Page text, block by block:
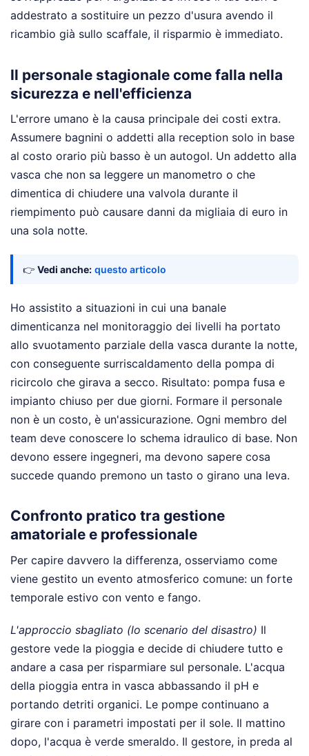
addestrato a sostituire un pezzo d'usura avendo il
ricambio già sullo scaffale, il risparmio è immediato.
Il personale stagionale come falla nella
sicurezza e nell'efficienza
L'errore umano è la causa principale dei costi extra.
Assumere bagnini o addetti alla reception solo in base
al costo orario più basso è un autogol. Un addetto alla
vasca che non sa leggere un manometro o che
dimentica di chiudere una valvola durante il
riempimento può causare danni da migliaia di euro in
una sola notte.
👉 Vedi anche: questo articolo
Ho assistito a situazioni in cui una banale
dimenticanza nel monitoraggio dei livelli ha portato
allo svuotamento parziale della vasca durante la notte,
con conseguente surriscaldamento della pompa di
ricircolo che girava a secco. Risultato: pompa fusa e
impianto chiuso per due giorni. Formare il personale
non è un costo, è un'assicurazione. Ogni membro del
team deve conoscere lo schema idraulico di base. Non
devono essere ingegneri, ma devono sapere cosa
succede quando premono un tasto o girano una leva.
Confronto pratico tra gestione
amatoriale e professionale
Per capire davvero la differenza, osserviamo come
viene gestito un evento atmosferico comune: un forte
temporale estivo con vento e fango.
L'approccio sbagliato (lo scenario del disastro) Il
gestore vede la pioggia e decide di chiudere tutto e
andare a casa per risparmiare sul personale. L'acqua
della pioggia entra in vasca abbassando il pH e
portando detriti organici. Le pompe continuano a
girare con i parametri impostati per il sole. Il mattino
dopo, l'acqua è verde smeraldo. Il gestore, in preda al